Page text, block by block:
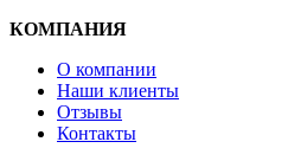
КОМПАНИЯ
О компании
Наши клиенты
Отзывы
Контакты